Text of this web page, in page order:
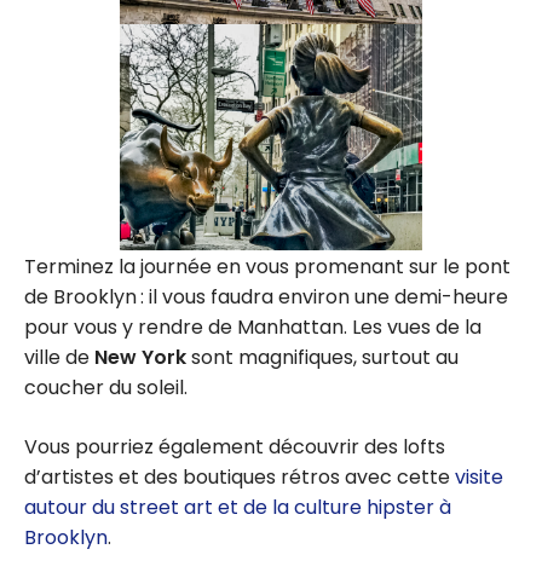
Terminez la journée en vous promenant sur le pont
de Brooklyn : il vous faudra environ une demi-heure
pour vous y rendre de Manhattan. Les vues de la
ville de New Yorksont magnifiques, surtout au
coucher du soleil.
Vous pourriez également découvrir des lofts
d’artistes et des boutiques rétros avec cettevisite
autour du street art et de la culture hipster à
Brooklyn.